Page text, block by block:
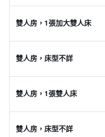
雙人房，1張加大雙人床
雙人房，床型不詳
雙人房，1張雙人床
雙人房，床型不詳